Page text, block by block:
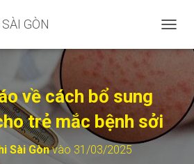
GÒN
H
Ổ
về cách bổ sung
trẻ mắc bệnh sởi
Sài Gònvào 31/03/2025